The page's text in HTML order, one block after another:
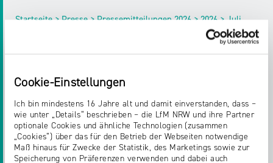
Cookie-Einstellungen
Ich bin mindestens 16 Jahre alt und damit einverstanden, dass –
wie unter „Details“ beschrieben – die LfM NRW und ihre Partner
optionale Cookies und ähnliche Technologien (zusammen
„Cookies“) über das für den Betrieb der Webseiten notwendige
Maß hinaus für Zwecke der Statistik, des Marketings sowie zur
Speicherung von Präferenzen verwenden und dabei auch
Startseite > Presse > Pressemitteilungen 2026 > 2026 > Juli
EUROPAS MEDIENVIELFALT SICHERN:
AVMD-RICHTLINIE JETZT REFORMIEREN
EuropasMedienvielfaltsichern: AVMD-Richtlinie
jetzt reformieren „Safeguarding Freedom –